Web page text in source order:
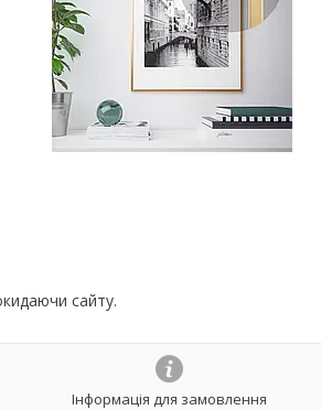
сайту.
Інформація для замовлення